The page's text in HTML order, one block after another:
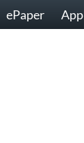
ePaper App